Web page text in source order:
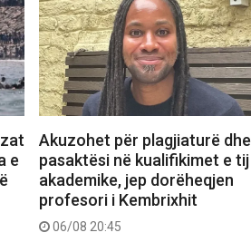
e
Akuzohet për plagjiaturë dhe
pasaktësi në kualifikimet e tij
akademike, jep dorëheqjen
profesori i Kembrixhit
06/08 20:45